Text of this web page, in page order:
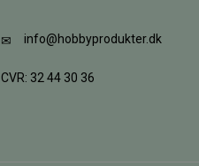
info@hobbyprodukter.dk
CVR: 32 44 30 36